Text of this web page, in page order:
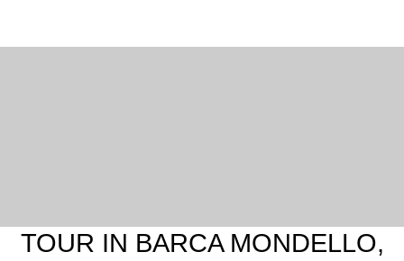
TOUR IN BARCA MONDELLO,